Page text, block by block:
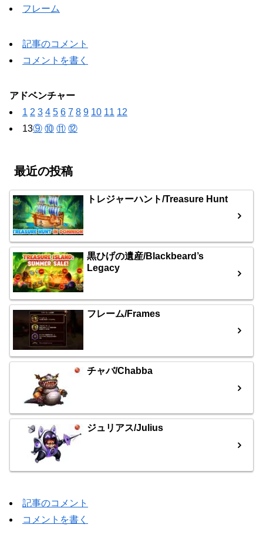
フレーム
記事のコメント
コメントを書く
アドベンチャー
1 2 3 4 5 6 7 8 9 10 11 12
13⑨ ⑩ ⑪ ⑫
最近の投稿
トレジャーハント/Treasure Hunt
黒ひげの遺産/Blackbeard’s
Legacy
フレーム/Frames
チャバ/Chabba
ジュリアス/Julius
記事のコメント
コメントを書く